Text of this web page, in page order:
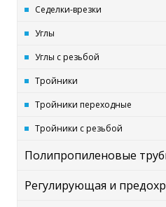
Седелки-врезки
Углы
Углы с резьбой
Тройники
Тройники переходные
Тройники с резьбой
Полипропиленовые
Регулирующая и